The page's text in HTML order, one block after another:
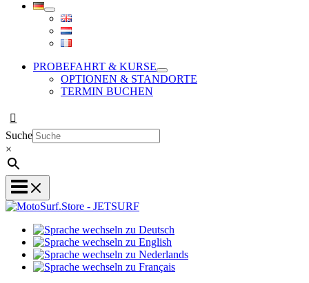
PROBEFAHRT & KURSE
OPTIONEN & STANDORTE
TERMIN BUCHEN
Suche
×
zu
Deutsch
wechseln
zu
Sprache
Sprache